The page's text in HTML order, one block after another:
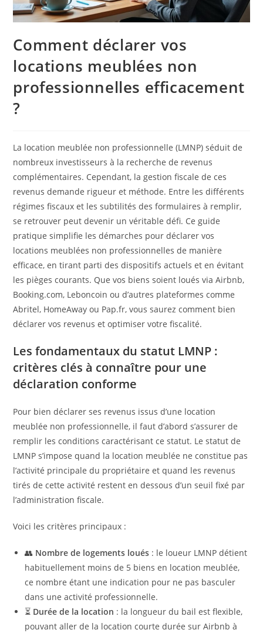
Comment déclarer vos
locations meublées non
professionnelles efficacement
?
La location meublée non professionnelle (LMNP) séduit de
nombreux investisseurs à la recherche de revenus
complémentaires. Cependant, la gestion fiscale de ces
revenus demande rigueur et méthode. Entre les différents
régimes fiscaux et les subtilités des formulaires à remplir,
se retrouver peut devenir un véritable défi. Ce guide
pratique simplifie les démarches pour déclarer vos
locations meublées non professionnelles de manière
efficace, en tirant parti des dispositifs actuels et en évitant
les pièges courants. Que vos biens soient loués via Airbnb,
Booking.com, Leboncoin ou d’autres plateformes comme
Abritel, HomeAway ou Pap.fr, vous saurez comment bien
déclarer vos revenus et optimiser votre fiscalité.
Les fondamentaux du statut LMNP :
critères clés à connaître pour une
déclaration conforme
Pour bien déclarer ses revenus issus d’une location
meublée non professionnelle, il faut d’abord s’assurer de
remplir les conditions caractérisant ce statut. Le statut de
LMNP s’impose quand la location meublée ne constitue pas
l’activité principale du propriétaire et quand les revenus
tirés de cette activité restent en dessous d’un seuil fixé par
l’administration fiscale.
Voici les critères principaux :
👥 Nombre de logements loués : le loueur LMNP détient
habituellement moins de 5 biens en location meublée,
ce nombre étant une indication pour ne pas basculer
dans une activité professionnelle.
⏳ Durée de la location : la longueur du bail est flexible,
pouvant aller de la location courte durée sur Airbnb à